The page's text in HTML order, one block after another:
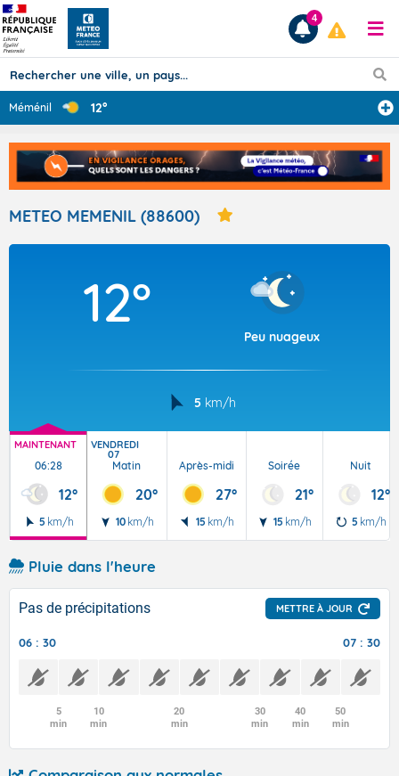
Prévisions
TOUS LES RÉSULTATS
Articles
4
Méménil 12°
METEO MEMENIL (88600)
12°
Peu nuageux
5 km/h
MAINTENANT
06:28
12°
5 km/h
VENDREDI
07
Matin
20°
10 km/h
Après-midi
27°
15 km/h
Soirée
21°
15 km/h
Nuit
12°
5 km/h
Pluie dans l'heure
Pas de précipitations METTRE À JOUR
06 : 30 07 : 30
5
min
10
min
20
min
30
min
40
min
50
min